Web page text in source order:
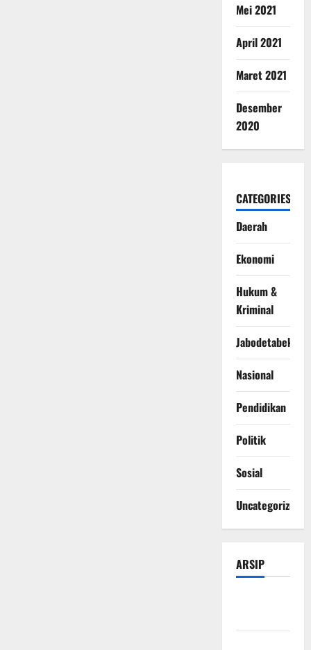
Mei 2021
April 2021
Maret 2021
Desember
2020
CATEGORIES
Daerah
Ekonomi
Hukum &
Kriminal
Jabodetabek
Nasional
Pendidikan
Politik
Sosial
Uncategorized
ARSIP